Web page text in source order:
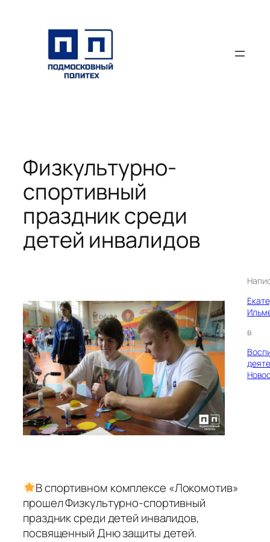
содержимому
Физкультурно-
спортивный
праздник среди
детей инвалидов
в
В спортивном комплексе «Локомотив»
прошел Физкультурно-спортивный
праздник среди детей инвалидов,
посвященный Дню защиты детей.